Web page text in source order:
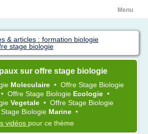
Menu
& articles : formation biologie
stage biologie
sur offre stage biologie
Moleculaire • Offre Stage Biologie
• Offre Stage Biologie Ecologie •
Vegetale • Offre Stage Biologie
Biologie Marine •
vidéos pour ce thème